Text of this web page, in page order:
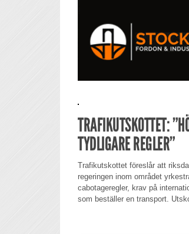
TRAFIKUTSKOTTET:
TYDLIGARE REGLER”
Trafikutskottet föreslår att
regeringen inom området
cabotageregler, krav på
som beställer en transport.